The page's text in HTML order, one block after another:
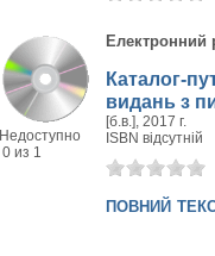
Недоступно
0 из 1
Електронний
Каталог-
видань з
[б.в.], 2017 г.
ISBN відсутній
повний